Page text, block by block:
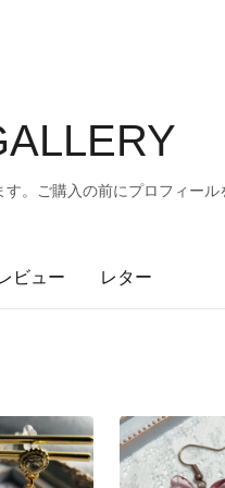
。ご購入の前にプロフィー
ビュー レター